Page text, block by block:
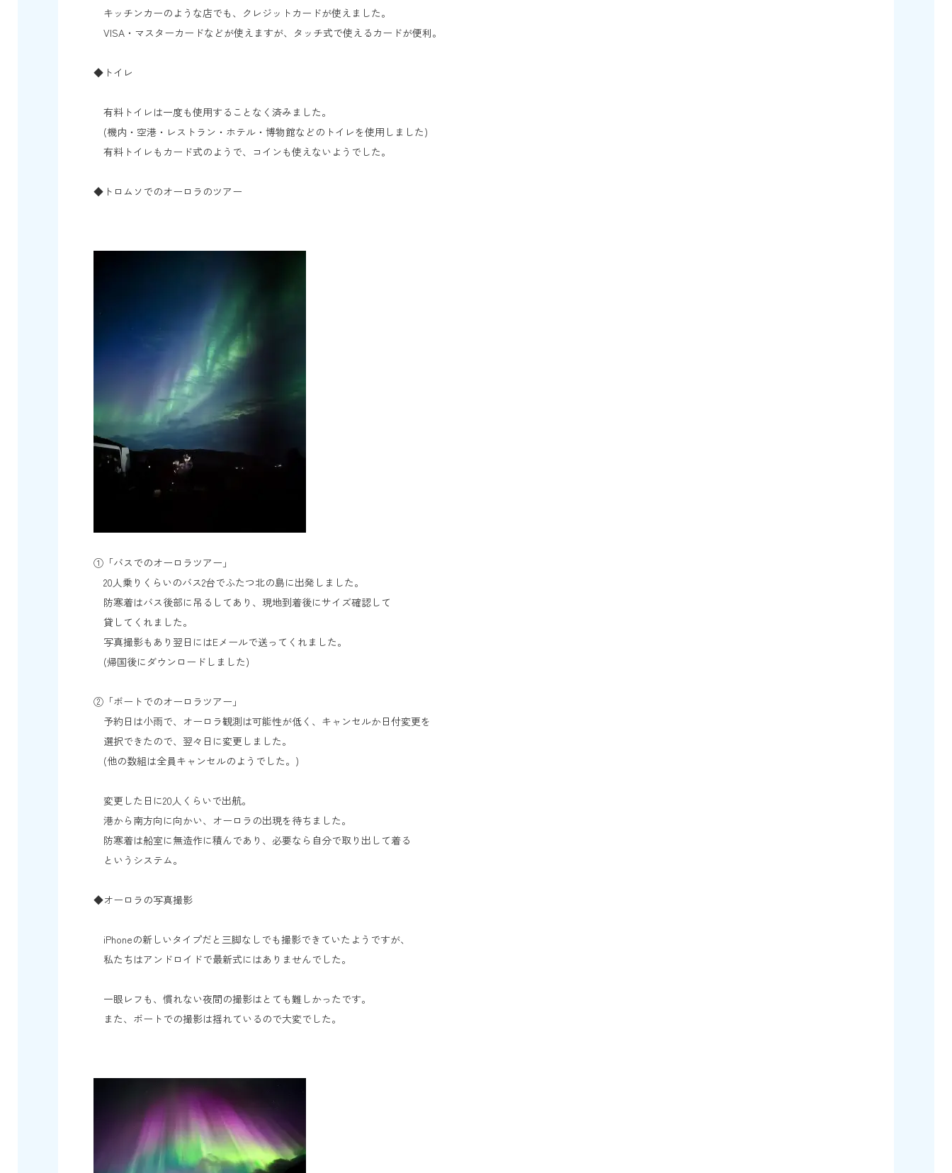
キッチンカーのような店でも、クレジットカードが使えました。
VISA・マスターカードなどが使えますが、タッチ式で使えるカードが便利。
◆トイレ
有料トイレは一度も使用することなく済みました。
(機内・空港・レストラン・ホテル・博物館などのトイレを使用しました)
有料トイレもカード式のようで、コインも使えないようでした。
◆トロムソでのオーロラのツアー
①「バスでのオーロラツアー」
20人乗りくらいのバス2台でふたつ北の島に出発しました。
防寒着はバス後部に吊るしてあり、現地到着後にサイズ確認して
貸してくれました。
写真撮影もあり翌日にはEメールで送ってくれました。
(帰国後にダウンロードしました)
②「ボートでのオーロラツアー」
予約日は小雨で、オーロラ観測は可能性が低く、キャンセルか日付変更を
選択できたので、翌々日に変更しました。
(他の数組は全員キャンセルのようでした。)
変更した日に20人くらいで出航。
港から南方向に向かい、オーロラの出現を待ちました。
防寒着は船室に無造作に積んであり、必要なら自分で取り出して着る
というシステム。
◆オーロラの写真撮影
iPhoneの新しいタイプだと三脚なしでも撮影できていたようですが、
私たちはアンドロイドで最新式にはありませんでした。
一眼レフも、慣れない夜間の撮影はとても難しかったです。
また、ボートでの撮影は揺れているので大変でした。